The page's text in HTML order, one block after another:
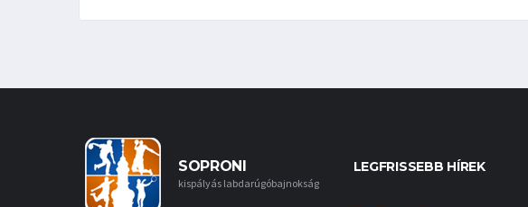
SOPRONI
kispályás labdarúgóbajnokság
LEGFRISSEBB HÍREK